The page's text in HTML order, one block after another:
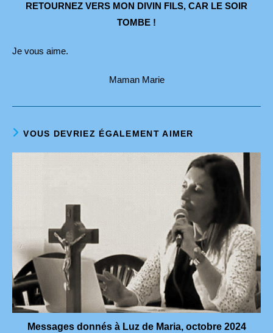
RETOURNEZ VERS MON DIVIN FILS, CAR LE SOIR
TOMBE !
Je vous aime.
Maman Marie
VOUS DEVRIEZ ÉGALEMENT AIMER
Messages donnés à Luz de Maria, octobre 2024